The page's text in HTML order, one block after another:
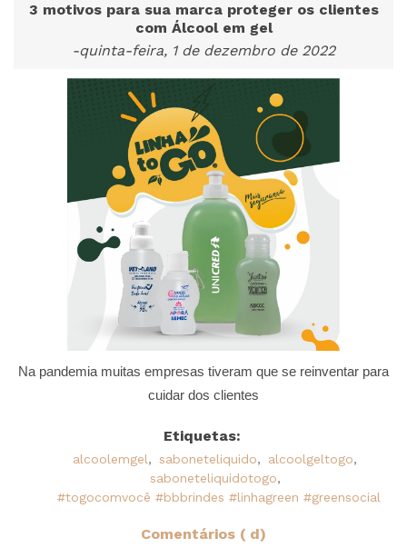
3 motivos para sua marca proteger os clientes
com Álcool em gel
-quinta-feira, 1 de dezembro de 2022
Na pandemia muitas empresas tiveram que se reinventar para
cuidar dos clientes
Etiquetas:
alcoolemgel, saboneteliquido, alcoolgeltogo,
saboneteliquidotogo,
#togocomvocê #bbbrindes #linhagreen #greensocial
Comentários ( d)